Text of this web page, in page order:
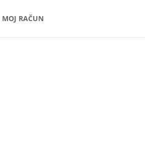
MOJ RAČUN